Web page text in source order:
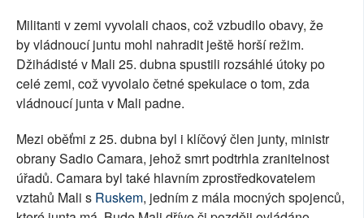
Militanti v zemi vyvolali chaos, což vzbudilo obavy, že
by vládnoucí juntu mohl nahradit ještě horší režim.
Džihádisté v Mali 25. dubna spustili rozsáhlé útoky po
celé zemi, což vyvolalo četné spekulace o tom, zda
vládnoucí junta v Mali padne.
Mezi oběťmi z 25. dubna byl i klíčový člen junty, ministr
obrany Sadio Camara, jehož smrt podtrhla zranitelnost
úřadů. Camara byl také hlavním zprostředkovatelem
vztahů Mali s Ruskem, jedním z mála mocných spojenců,